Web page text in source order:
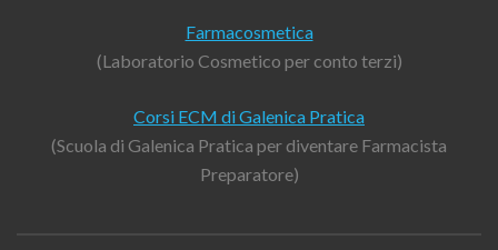
Farmacosmetica
(Laboratorio Cosmetico per conto terzi)
Corsi ECM di Galenica Pratica
(Scuola di Galenica Pratica per diventare Farmacista
Preparatore)